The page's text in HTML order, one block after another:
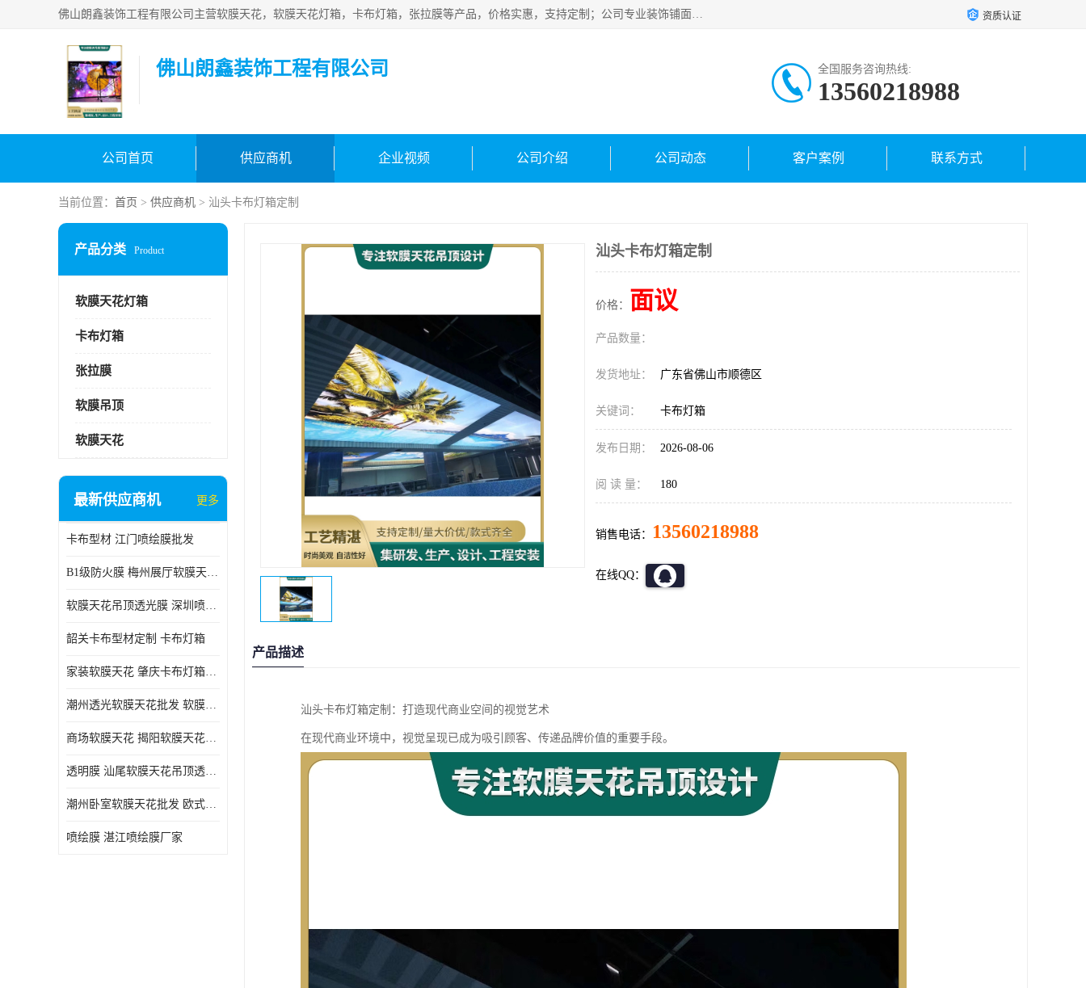
佛山朗鑫装饰工程有限公司主营软膜天花，软膜天花灯箱，卡布灯箱，张拉膜等产品，价格实惠，支持定制；公司专业装饰铺面，家居，会展特装，软膜等工程，技能精良人员，安装快、价格合理，质量保证、热诚与各方有识人士合作，欢迎新老客户来电咨询。 资质认证
佛山朗鑫装饰工程有限公司 全国服务咨询热线:
13560218988
公司首页 供应商机 企业视频 公司介绍 公司动态 客户案例 联系方式
当前位置： 首页 > 供应商机 > 汕头卡布灯箱定制
产品分类 Product
软膜天花灯箱
卡布灯箱
张拉膜
软膜吊顶
软膜天花
最新供应商机 更多
卡布型材 江门喷绘膜批发
B1级防火膜 梅州展厅软膜天花批发
软膜天花吊顶透光膜 深圳喷绘膜批发
韶关卡布型材定制 卡布灯箱
家装软膜天花 肇庆卡布灯箱批发
潮州透光软膜天花批发 软膜天花
商场软膜天花 揭阳软膜天花吊顶透光膜批发
透明膜 汕尾软膜天花吊顶透光膜定制
潮州卧室软膜天花批发 欧式软膜天花
喷绘膜 湛江喷绘膜厂家
汕头卡布灯箱定制
价格： 面议
产品数量：
发货地址： 广东省佛山市顺德区
关键词： 卡布灯箱
发布日期： 2026-08-06
阅 读 量： 180
销售电话： 13560218988
在线QQ：
产品描述
汕头卡布灯箱定制：打造现代商业空间的视觉艺术
在现代商业环境中，视觉呈现已成为吸引顾客、传递品牌价值的重要手段。